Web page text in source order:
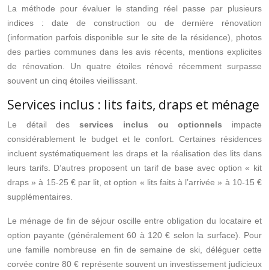
La méthode pour évaluer le standing réel passe par plusieurs
indices : date de construction ou de dernière rénovation
(information parfois disponible sur le site de la résidence), photos
des parties communes dans les avis récents, mentions explicites
de rénovation. Un quatre étoiles rénové récemment surpasse
souvent un cinq étoiles vieillissant.
Services inclus : lits faits, draps et ménage
Le détail desservices inclus ou optionnels impacte
considérablement le budget et le confort. Certaines résidences
incluent systématiquement les draps et la réalisation des lits dans
leurs tarifs. D’autres proposent un tarif de base avec option « kit
draps » à 15-25 € par lit, et option « lits faits à l’arrivée » à 10-15 €
supplémentaires.
Le ménage de fin de séjour oscille entre obligation du locataire et
option payante (généralement 60 à 120 € selon la surface). Pour
une famille nombreuse en fin de semaine de ski, déléguer cette
corvée contre 80 € représente souvent un investissement judicieux